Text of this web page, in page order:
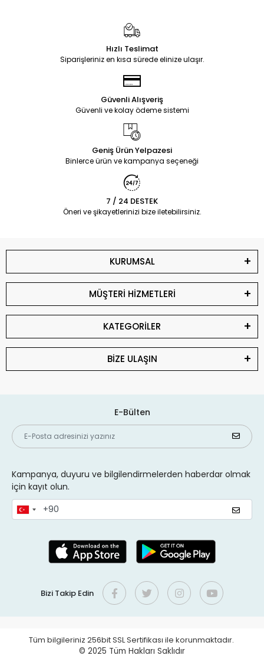
Hızlı Teslimat
Siparişleriniz en kısa sürede elinize ulaşır.
Güvenli Alışveriş
Güvenli ve kolay ödeme sistemi
Geniş Ürün Yelpazesi
Binlerce ürün ve kampanya seçeneği
7 / 24 DESTEK
Öneri ve şikayetlerinizi bize iletebilirsiniz.
KURUMSAL
MÜŞTERİ HİZMETLERİ
KATEGORİLER
BİZE ULAŞIN
E-Bülten
Kampanya, duyuru ve bilgilendirmelerden haberdar olmak
için kayıt olun.
Bizi Takip Edin
Tüm bilgileriniz 256bit SSL Sertifikası ile korunmaktadır.
© 2025 Tüm Hakları Saklıdır